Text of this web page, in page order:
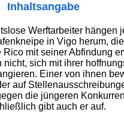
Inhaltsangabe
Werftarbeiter hängen
in Vigo herum,
Rico mit seiner Abfindung
nicht, sich mit ihrer
Einer von ihnen
auf
die jüngeren
gibt auch er auf.